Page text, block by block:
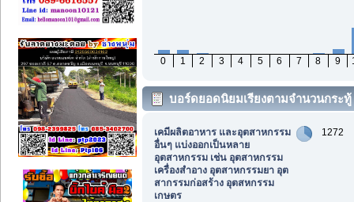
0 1 2 3 4 5 6 7 8 9
บอร์ดยอดนิยมเรียงตามจำนวนกระทู้
เคมีผลิตอาหาร และอุตสาหกรรม
อื่นๆ แบ่งออกเป็นหลาย
อุตสาหกรรม เช่น อุตสาหกรรม
เครื่องสำอาง อุตสาหกรรมยา อุต
สากรรมก่อสร้าง อุตสหกรรม
เกษตร
1272